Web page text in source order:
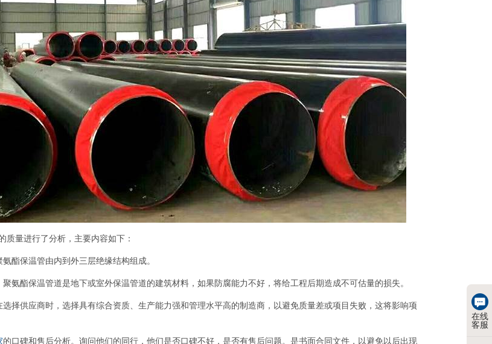
质量进行了分析，主要内容如下：
氨酯保温管由内到外三层绝缘结构组成。
聚氨酯保温管道是地下或室外保温管道的建筑材料，如果防腐能力不好，将给工程后期造成不可估量的损失。
选择供应商时，选择具有综合资质、生产能力强和管理水平高的制造商，以避免质量差或项目失败，这将影响项
的口碑和售后分析。询问他们的同行，他们是否口碑不好，是否有售后问题。是书面合同文件，以避免以后出现
在线
客服